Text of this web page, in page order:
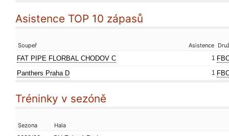
Asistence TOP 10 zápasů
Soupeř Asistence
FAT PIPE FLORBAL CHODOV C 1
Panthers Praha D
1
Tréninky v sezóně
Sezona Hala